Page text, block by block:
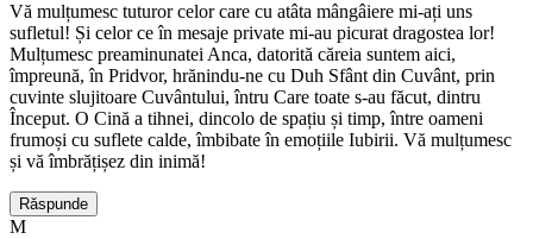
Vă mulțumesc tuturor celor care cu atâta mângâiere mi-ați uns
sufletul! Și celor ce în mesaje private mi-au picurat dragostea lor!
Mulțumesc preaminunatei Anca, datorită căreia suntem aici,
împreună, în Pridvor, hrănindu-ne cu Duh Sfânt din Cuvânt, prin
cuvinte slujitoare Cuvântului, întru Care toate s-au făcut, dintru
Început. O Cină a tihnei, dincolo de spațiu și timp, între oameni
frumoși cu suflete calde, îmbibate în emoțiile Iubirii. Vă mulțumesc
și vă îmbrățișez din inimă!
Răspunde
M